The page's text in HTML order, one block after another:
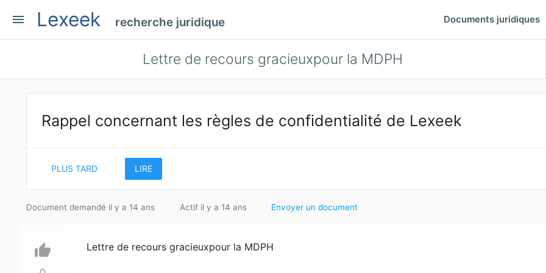
menu Lexeek recherche juridique Documents juridiques
Lettre de recours gracieuxpour la MDPH
Rappel concernant les règles de confidentialité de Lexeek
PLUS TARD LIRE
Document demandé il y a 14 ans Actif il y a 14 ans Envoyer un document
thumb_up Lettre de recours gracieuxpour la MDPH